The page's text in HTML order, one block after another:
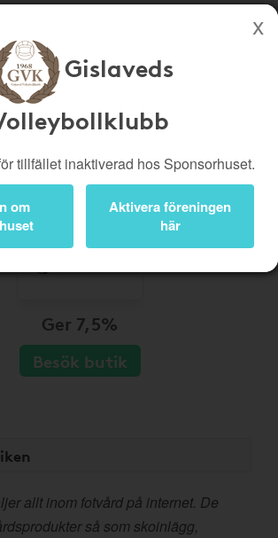
denna sida stöttar Gislaveds Volleybollklubb
Logga in
Gislaveds
tillfället inaktiverad hos Sponsorhuset.
om
Aktivera föreningen
här
Ger 7,5%
Besök butik
allt inom fotvård på internet. De
så som skoinlägg,